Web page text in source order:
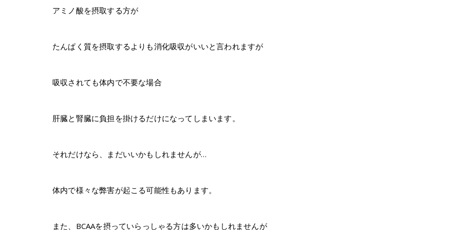
アミノ酸を摂取する方が
たんぱく質を摂取するよりも消化吸収がいいと言われますが
吸収されても体内で不要な場合
肝臓と腎臓に負担を掛けるだけになってしまいます。
それだけなら、まだいいかもしれませんが…
体内で様々な弊害が起こる可能性もあります。
また、BCAAを摂っていらっしゃる方は多いかもしれませんが